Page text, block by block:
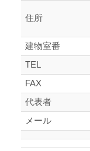
住所
建物室番
TEL
FAX
代表者
メール